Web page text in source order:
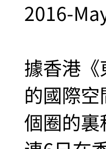
2016-
據香港
的國際
個圈的